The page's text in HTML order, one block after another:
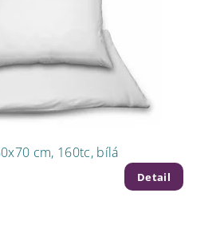
cm, 160tc, bílá
Detail